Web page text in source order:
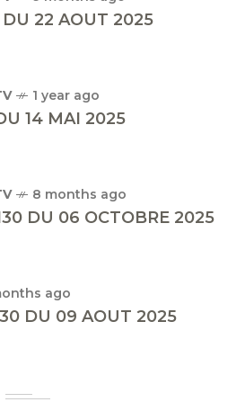
22 AOUT 2025
1 year ago
14 MAI 2025
8 months ago
DU 06 OCTOBRE 2025
ago
DU 09 AOUT 2025